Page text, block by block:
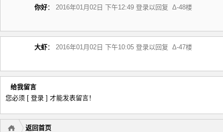
你好： 2016年01月02日 下午12:49 登录以回复 Δ-48楼
大虾： 2016年01月02日 下午10:05 登录以回复 Δ-47楼
给我留言
您必须 [ 登录 ] 才能发表留言！
返回首页